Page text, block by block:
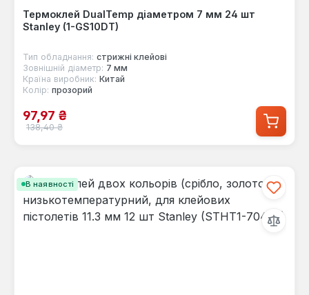
Термоклей DualTemp діаметром 7 мм 24 шт
Stanley (1-GS10DT)
Тип обладнання: стрижні клейові
Зовнішній діаметр: 7 мм
Країна виробник: Китай
Колір: прозорий
Ціна продажу:
97,97 ₴
Звичайна ціна:
138,40 ₴
В наявності